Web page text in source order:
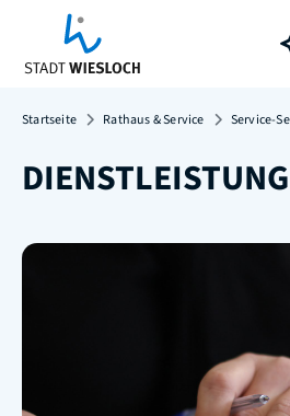
Startseite Rathaus & Service Service-